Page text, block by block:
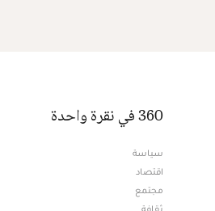
360 في نقرة واحدة
سياسة
اقتصاد
مجتمع
ثقافة